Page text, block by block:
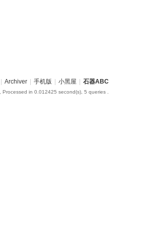
| Archiver | 手机版 | 小黑屋 | 石器ABC
, Processed in 0.012425 second(s), 5 queries .